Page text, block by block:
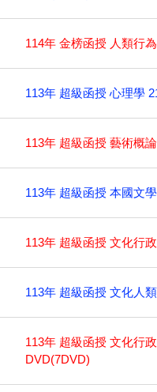
114年 金榜函授 人類行
113年 超級函授 心理學
113年 超級函授 藝術概
113年 超級函授 本國文
113年 超級函授 文化行
113年 超級函授 文化人
113年 超級函授 文化行
DVD(7DVD)